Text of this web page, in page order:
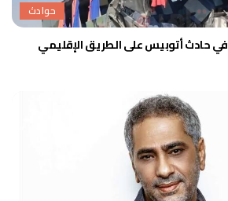
حوادث
مصرع شخص وإصابة 13 في حادث أتوبيس على الطريق الإقليمي